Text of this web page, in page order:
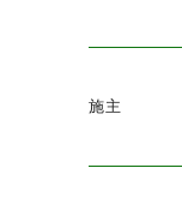
施主